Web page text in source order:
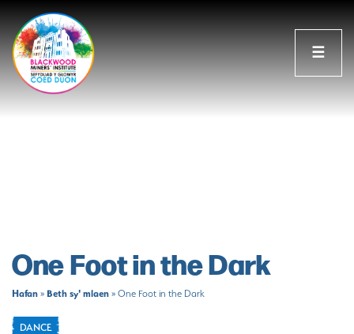
☰
One Foot in the Dark
Hafan » Beth sy' mlaen » One Foot in the Dark
DANCE